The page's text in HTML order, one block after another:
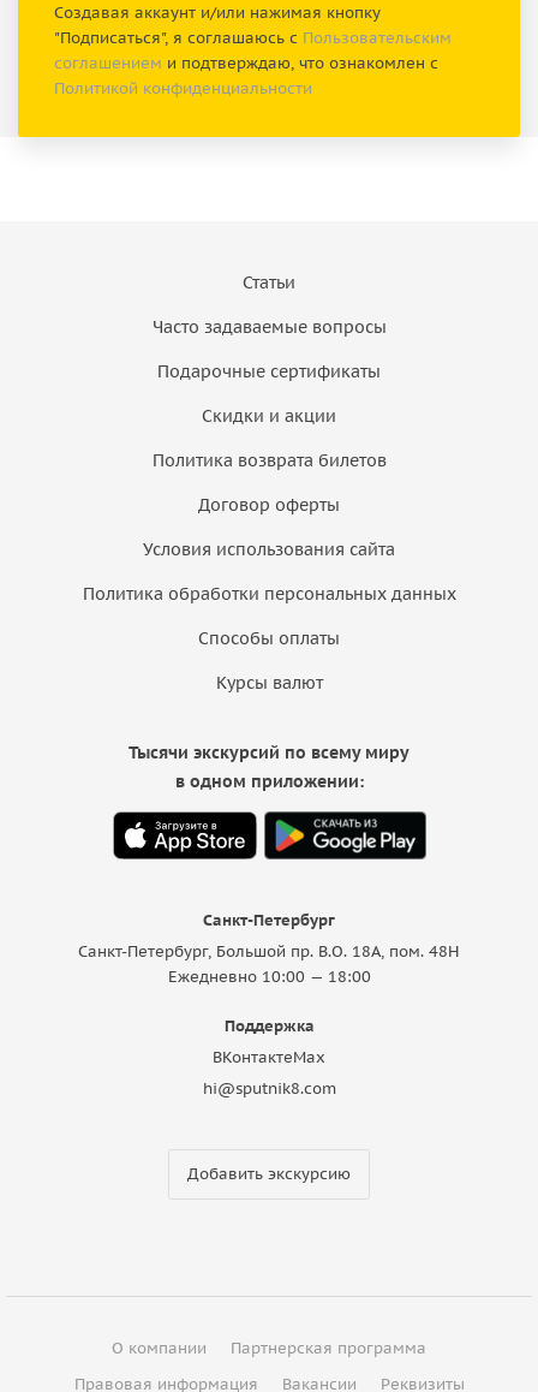
Создавая аккаунт и/или нажимая кнопку
"Подписаться", я соглашаюсь с Пользовательским
соглашением и подтверждаю, что ознакомлен с
Политикой конфиденциальности
Статьи
Часто задаваемые вопросы
Подарочные сертификаты
Скидки и акции
Политика возврата билетов
Договор оферты
Условия использования сайта
Политика обработки персональных данных
Способы оплаты
Курсы валют
Санкт-Петербург
Санкт-Петербург, Большой пр. В.О. 18A, пом. 48Н
Ежедневно 10:00 — 18:00
Поддержка
ВКонтактеMax
hi@sputnik8.com
Добавить экскурсию
Тысячи экскурсий по всему миру
в одном приложении:
О компании
Партнерская программа
Правовая информация
Вакансии Реквизиты